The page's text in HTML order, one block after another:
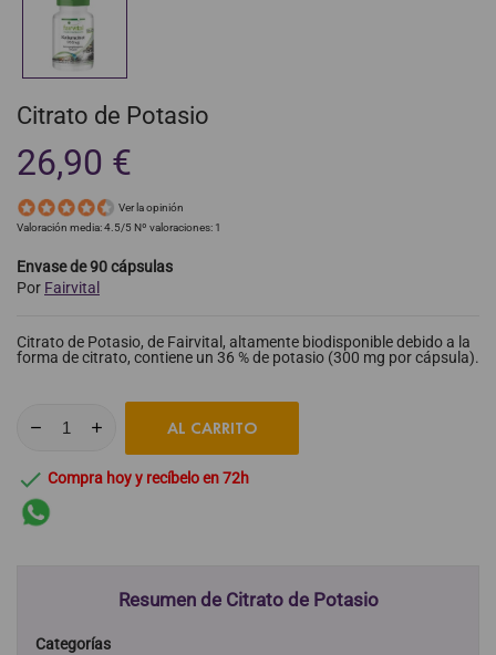
Citrato de Potasio
26,90 €
Ver la opinión
Valoración media:4.5/5 Nº valoraciones: 1
Envase de 90 cápsulas
Por Fairvital
Citrato de Potasio, de Fairvital, altamente biodisponible debido a la
forma de citrato, contiene un 36 % de potasio (300 mg por cápsula).
AL CARRITO
 Compra hoy y recíbelo en 72h
Resumen de Citrato de Potasio
Categorías